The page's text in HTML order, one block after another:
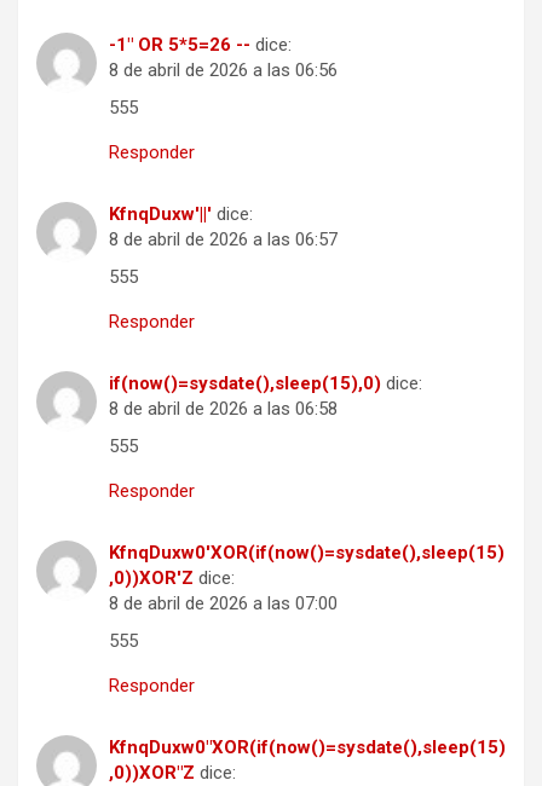
-1" OR 5*5=26 -- dice:
8 de abril de 2026 a las 06:56
555
Responder
KfnqDuxw'||' dice:
8 de abril de 2026 a las 06:57
555
Responder
if(now()=sysdate(),sleep(15),0) dice:
8 de abril de 2026 a las 06:58
555
Responder
KfnqDuxw0'XOR(if(now()=sysdate(),sleep(15)
,0))XOR'Z dice:
8 de abril de 2026 a las 07:00
555
Responder
KfnqDuxw0"XOR(if(now()=sysdate(),sleep(15)
,0))XOR"Z dice: